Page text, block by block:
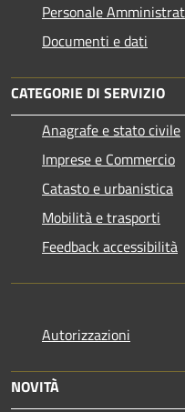
Personale
Documenti e dati
CATEGORIE DI SERVIZIO
Anagrafe e stato civile
Imprese e Commercio
Catasto e urbanistica
Mobilità e trasporti
Feedback accessibilità
Autorizzazioni
NOVITÀ